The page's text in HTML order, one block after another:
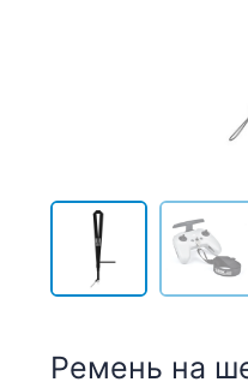
Ремень на